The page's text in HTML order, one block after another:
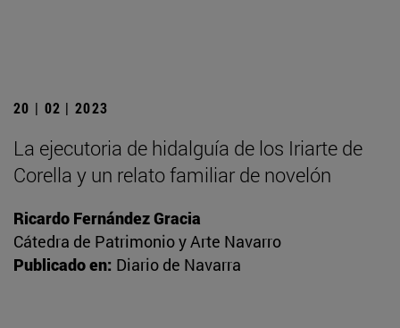
20 | 02 | 2023
La ejecutoria de hidalguía de los Iriarte de
Corella y un relato familiar de novelón
Ricardo Fernández Gracia
Cátedra de Patrimonio y Arte Navarro
Publicado en: Diario de Navarra